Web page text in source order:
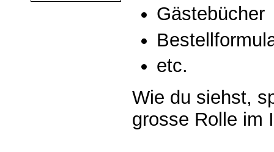
Gästebücher
etc.
Wie du siehst,
grosse Rolle im